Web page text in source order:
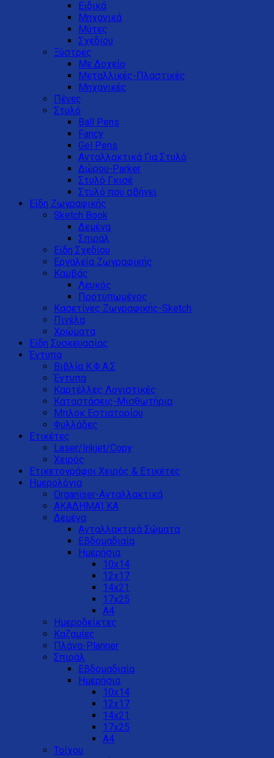
Ειδικά
Μηχανικά
Μύτες
Σχεδίου
Ξύστρες
Με Δοχείο
Μεταλλικές-Πλαστικές
Μηχανικές
Πένες
Στυλό
Ball Pens
Fancy
Gel Pens
Ανταλλακτικά Για Στυλό
Δώρου-Parker
Στυλό Γκισέ
Στυλό που σβήνει
Είδη Ζωγραφικής
Sketch Book
Δεμένα
Σπιράλ
Είδη Σχεδίου
Εργαλεία Ζωγραφικής
Καμβάς
Λευκός
Προτυπωμένος
Κασετίνες Ζωγραφικής-Sketch
Πινέλα
Χρώματα
Είδη Συσκευασίας
Έντυπα
Βιβλία Κ.Φ.Α.Σ
Έντυπα
Καρτέλλες Λογιστικές
Καταστάσεις-Μισθωτήρια
Μπλοκ Εστιατορίου
Φυλλάδες
Ετικέτες
Laser/Inkjet/Copy
Χειρός
Ετικετογράφοι Χειρός & Ετικέτες
Ημερολόγια
Organiser-Ανταλλακτικά
ΑΚΑΔΗΜΑΊ΄ΚΑ
Δεμένα
Ανταλλακτικά Σώματα
Εβδομαδιαία
Ημερήσια
10x14
12x17
14x21
17x25
Α4
Ημεροδείκτες
Καζαμίες
Πλάνα-Planner
Σπιράλ
Εβδομαδιαία
Ημερήσια
10x14
12x17
14x21
17x25
Α4
Τοίχου